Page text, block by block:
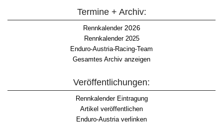
Termine + Archiv:
Rennkalender2026
Rennkalender 2025
Enduro-Austria-Racing-Team
Gesamtes Archiv anzeigen
Veröffentlichungen:
Rennkalender Eintragung
Artikel veröffentlichen
Enduro-Austria verlinken